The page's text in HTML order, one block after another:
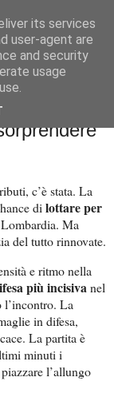
c’è stata. La
di lottare per
Ma
del tutto rinnovate.
e ritmo nella
più incisiva nel
l’incontro. La
in difesa,
La partita è
minuti i
l’allungo
its services
user-agent are
and security
usage